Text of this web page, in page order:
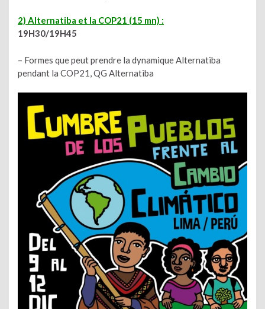
2) Alternatiba et la COP21 (15 mn) :
19H30/19H45
– Formes que peut prendre la dynamique Alternatiba
pendant la COP21, QG Alternatiba